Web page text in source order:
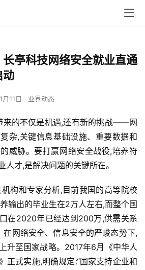
亭科技网络安全就业直通
动
11日 业界动态
来的不仅是机遇,还有新的挑战——网
杂,关键信息基础设施、重要数据和
威胁。要打赢网络安全战役,培养符
人才,是解决问题的关键所在。
构和专家分析,目前我国的高等院校
输出的毕业生在2万人左右,而整个国
在2020年已经达到200万,供需关系
在网络安全、信息安全的严峻态势下,
升至国家战略。2017年6月《中华人
正式实施,明确规定:“国家支持企业和